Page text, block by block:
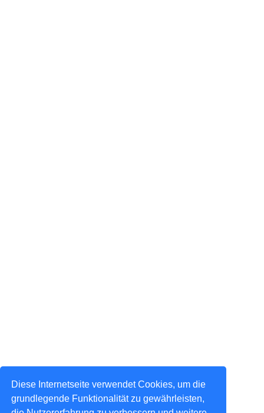
Diese Internetseite verwendet Cookies, um die
grundlegende Funktionalität zu gewährleisten,